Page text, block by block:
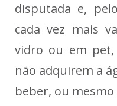
disputada e,
cada vez mais
vidro ou em
não adquirem a
beber, ou mesmo